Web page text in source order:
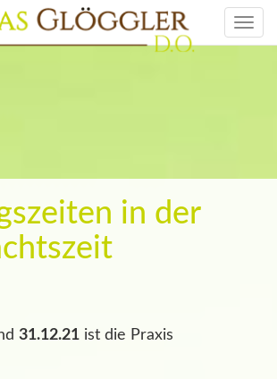
in der
31.12.21 ist die Praxis